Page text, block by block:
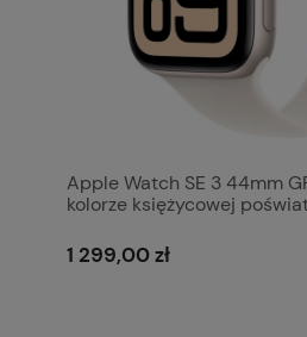
Apple Watch SE 3 44mm
kolorze księżycowej
MEHG4MP/A
1 299,00 zł